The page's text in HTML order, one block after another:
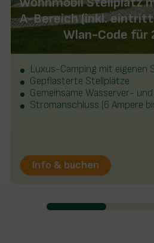
A-Bereich (inkl. eintritt
Wlan-Code für
Luxus-Camping mit eigenen
Gepflasterte Stellplätze
Gemeinsame Wasserver-
Stromanschluss (6 Ampere
Info & buchen